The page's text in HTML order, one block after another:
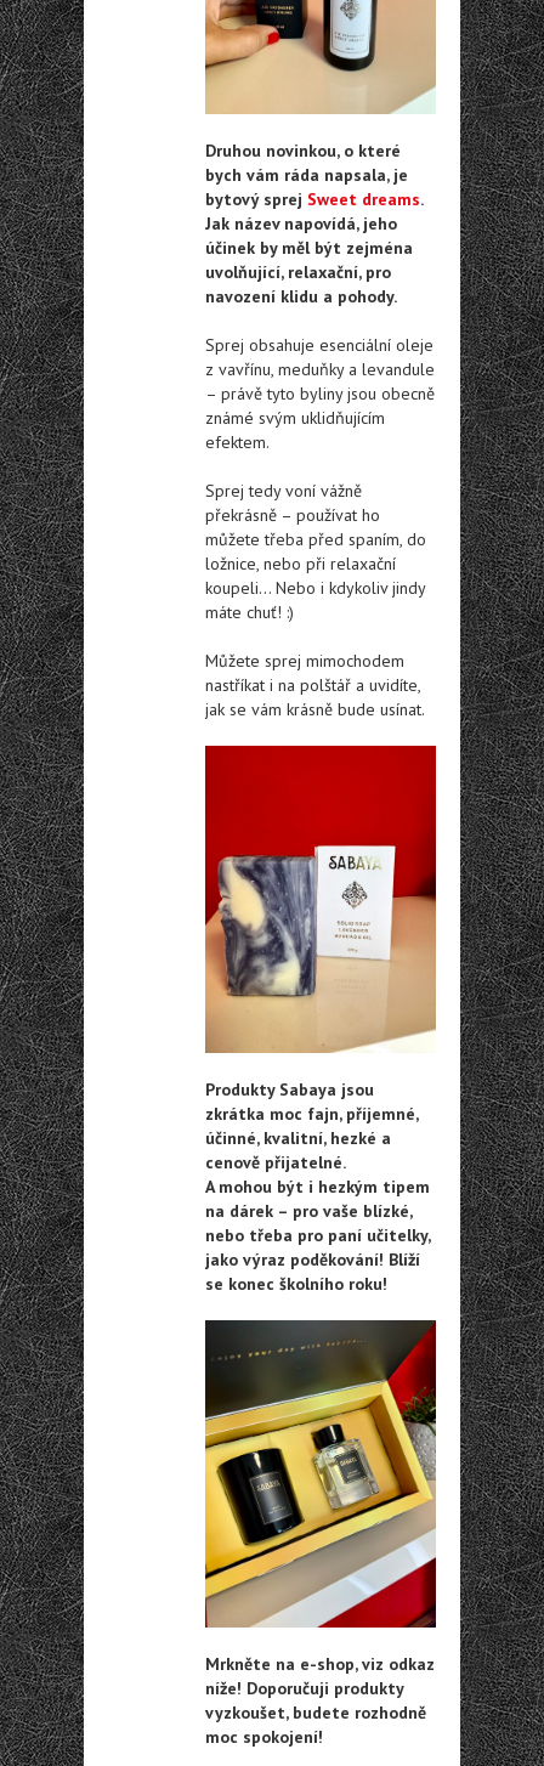
Druhou novinkou, o které
bych vám ráda napsala, je
bytový sprej Sweet dreams.
Jak název napovídá, jeho
účinek by měl být zejména
uvolňující, relaxační, pro
navození klidu a pohody.
Sprej obsahuje esenciální oleje
z vavřínu, meduňky a levandule
– právě tyto byliny jsou obecně
známé svým uklidňujícím
efektem.
Sprej tedy voní vážně
překrásně – používat ho
můžete třeba před spaním, do
ložnice, nebo při relaxační
koupeli… Nebo i kdykoliv jindy
máte chuť! :)
Můžete sprej mimochodem
nastříkat i na polštář a uvidíte,
jak se vám krásně bude usínat.
Produkty Sabaya jsou
zkrátka moc fajn, příjemné,
účinné, kvalitní, hezké a
cenově přijatelné.
A mohou být i hezkým tipem
na dárek – pro vaše blízké,
nebo třeba pro paní učitelky,
jako výraz poděkování! Blíží
se konec školního roku!
Mrkněte na e-shop, viz odkaz
níže! Doporučuji produkty
vyzkoušet, budete rozhodně
moc spokojení!